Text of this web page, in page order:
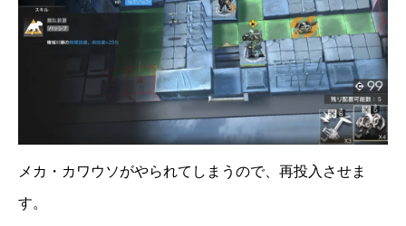
メカ・カワウソがやられてしまうので、再投入させま
す。